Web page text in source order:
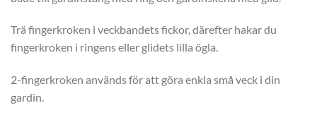
Trä fingerkroken i veckbandets fickor, därefter hakar du
fingerkroken i ringens eller glidets lilla ögla.
2-fingerkroken används för att göra enkla små veck i din
gardin.